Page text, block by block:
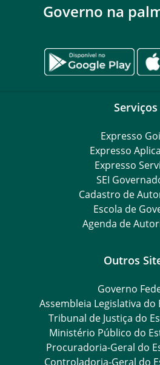
Governo na
Serviços
Expresso
Expresso
Expresso
SEI
Cadastro de
Escola de
Agenda de
Outros
Governo
Assembleia Legislativa do
Tribunal de Justiça do
Ministério Público do
Procuradoria-Geral do
Controladoria-Geral do